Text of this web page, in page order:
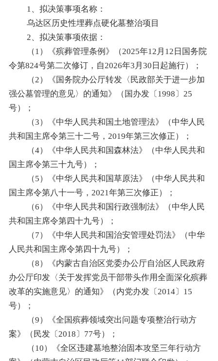
1、拟决策事项名称：
乌达区历史性埋葬点硬化墓整治项目
2、拟决策事项依据：
（1）《殡葬管理条例》（2025年12月12日国务院
令第824号第二次修订，自2026年3月30日起施行）；
（2）《国务院办公厅转发〈民政部关于进一步加
强公墓管理的意见〉的通知》（国办发〔1998〕25
号）；
（3）《中华人民共和国土地管理法》（中华人民
共和国主席令第三十二号，2019年第三次修正）；
（4）《中华人民共和国森林法》（中华人民共和
国主席令第三十九号）；
（5）《中华人民共和国草原法》（中华人民共和
国主席令第八十一号，2021年第三次修正）；
（6）《中华人民共和国行政强制法》（中华人民
共和国主席令第四十九号）；
（7）《中华人民共和国治安管理处罚法》（中华
人民共和国主席令第四十九号）；
（8）《内蒙古自治区党委办公厅自治区人民政府
办公厅印发〈关于发挥党员干部带头作用全面深化殡葬
改革的实施意见〉的通知》（内党办发〔2014〕15
号）；
（9）《全国殡葬领域突出问题专项整治行动方
案》（民发〔2018〕77号）；
（10）《全区违建墓地整治固本攻坚三年行动方